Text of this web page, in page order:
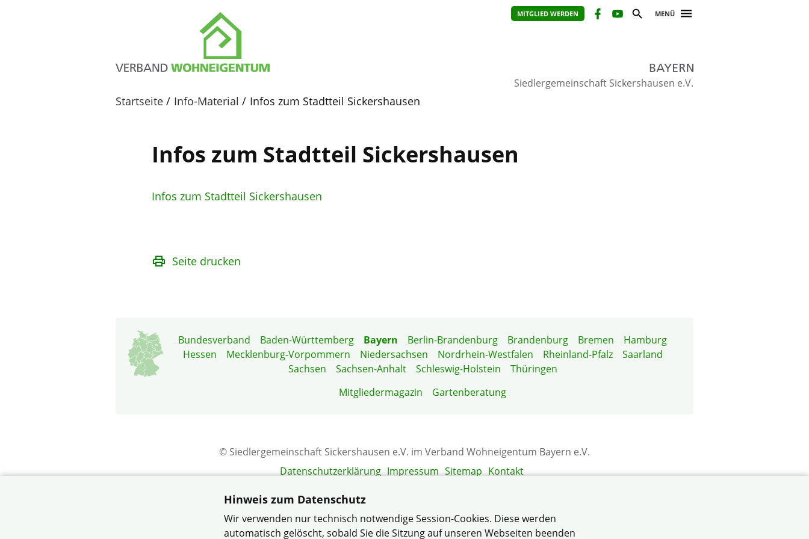
MITGLIED WERDEN MENÜ
Siedlergemeinschaft Sickershausen e.V.
Startseite Info-Material Infos zum Stadtteil Sickershausen
Infos zum Stadtteil Sickershausen
Infos zum Stadtteil Sickershausen
Seite drucken
Bundesverband Baden-Württemberg Bayern Berlin-Brandenburg Brandenburg Bremen
Hamburg
Hessen
Mecklenburg-Vorpommern Niedersachsen Nordrhein-Westfalen Rheinland-Pfalz
Saarland
Sachsen
Sachsen-Anhalt Schleswig-Holstein
Thüringen
Mitgliedermagazin
Gartenberatung
© Siedlergemeinschaft Sickershausen e.V. im Verband Wohneigentum Bayern e.V.
Datenschutzerklärung Impressum Sitemap Kontakt
Hinweis zum Datenschutz
Wir verwenden nur technisch notwendige Session-Cookies. Diese werden
automatisch gelöscht, sobald Sie die Sitzung auf unseren Webseiten beenden